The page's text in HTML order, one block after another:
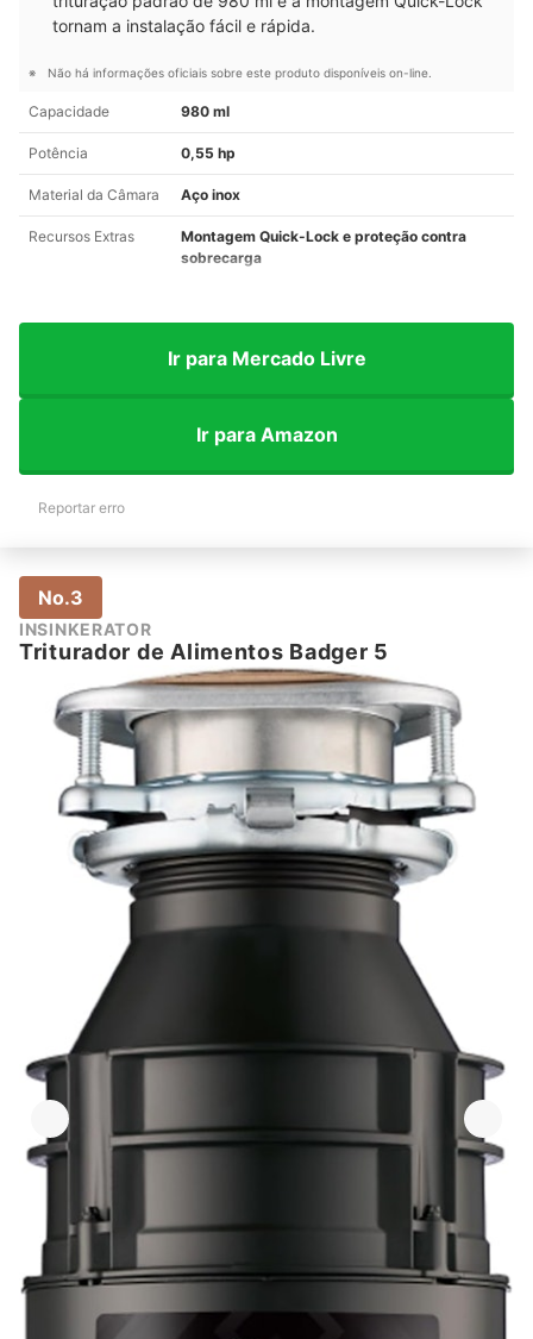
tornam a instalação fácil e rápida.
Não há informações oficiais sobre este produto disponíveis on-line.
Capacidade 980 ml
Potência 0,55 hp
Material da Câmara Aço inox
Recursos Extras
Montagem Quick-Lock e proteção contra
sobrecarga
Ir para Mercado Livre
Ir para Amazon
Reportar erro
No.3
INSINKERATOR
Triturador de Alimentos Badger 5